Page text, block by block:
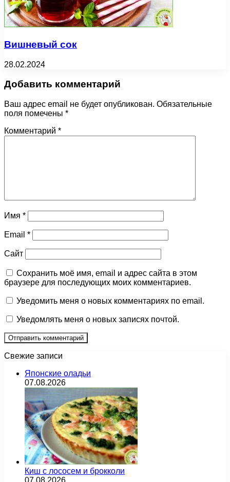
Вишневый сок
28.02.2024
Добавить комментарий
Ваш адрес email не будет опубликован. Обязательные
поля помечены *
Комментарий *
Имя *
Email *
Сайт
Сохранить моё имя, email и адрес сайта в этом
браузере для последующих моих комментариев.
Уведомить меня о новых комментариях по email.
Уведомлять меня о новых записях почтой.
Свежие записи
Японские оладьи
07.08.2026
Киш с лососем и брокколи